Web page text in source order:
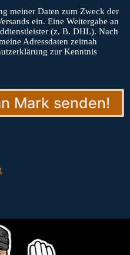
meiner Daten zum Zweck der
ein. Eine Weitergabe an
(z. B. DHL). Nach
Adressdaten zeitnah
zur Kenntnis
Mark senden!